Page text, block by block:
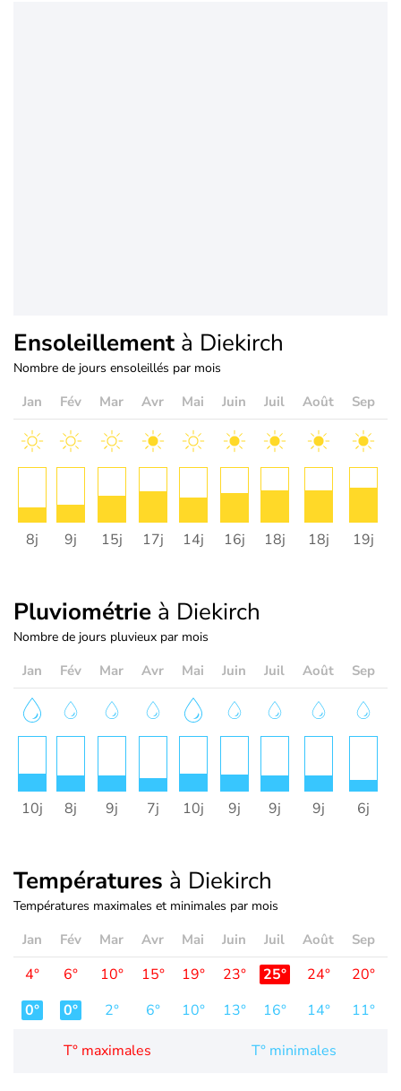
Ensoleillement à Diekirch
Nombre de jours ensoleillés par mois
Jan Fév Mar Avr Mai Juin Juil Août Sep
8j 9j 15j 17j 14j 16j 18j 18j 19j
Pluviométrie à Diekirch
Nombre de jours pluvieux par mois
Jan Fév Mar Avr Mai Juin Juil Août Sep
10j 8j 9j 7j 10j 9j 9j 9j 6j
Températures à Diekirch
Températures maximales et minimales par mois
Jan Fév Mar Avr Mai Juin Juil Août Sep
4° 6° 10° 15° 19° 23° 25° 24° 20°
0°
0° 2° 6° 10° 13° 16° 14° 11°
T° maximales T° minimales